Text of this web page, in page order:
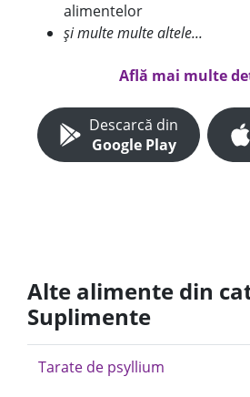
alimentelor
și multe multe altele...
Află mai multe
Descarcă din
Google Play
Alte alimente din
Suplimente
Tarate de psyllium